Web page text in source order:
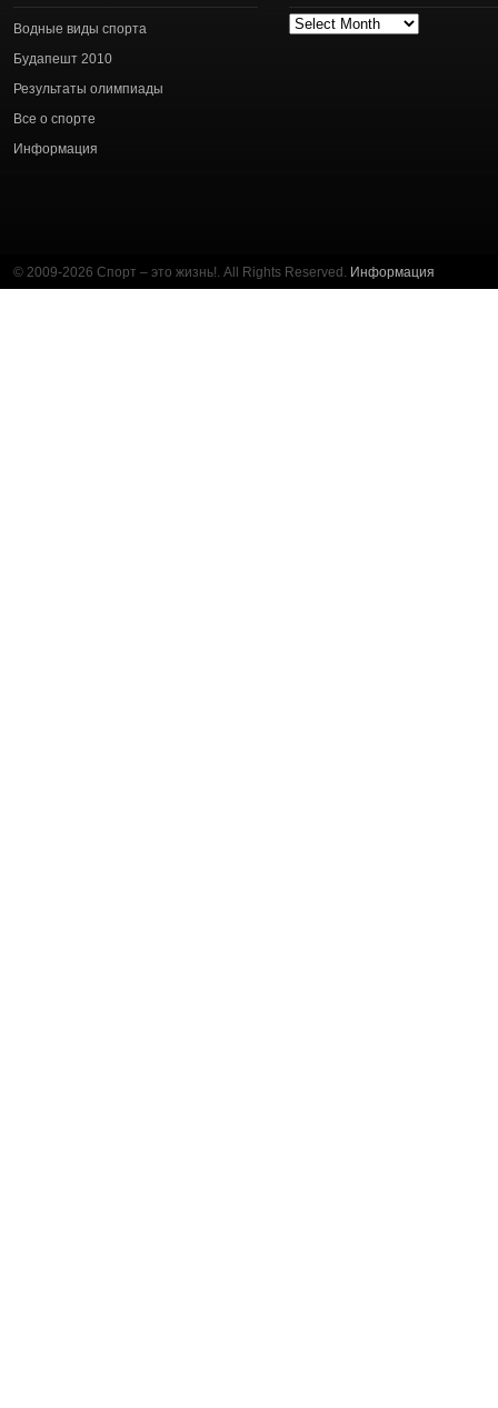
Водные виды спорта
Будапешт 2010
Результаты олимпиады
Все о спорте
Информация
Архив
© 2009-2026 Спорт – это жизнь!. All Rights Reserved. Информация